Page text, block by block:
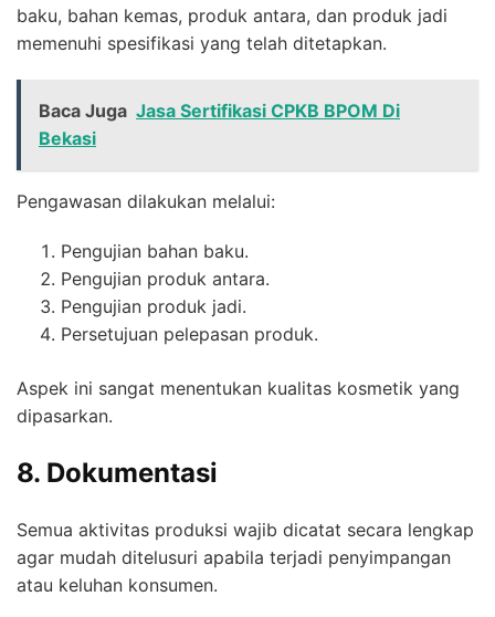
baku, bahan kemas, produk antara, dan produk jadi
memenuhi spesifikasi yang telah ditetapkan.
Baca Juga Jasa Sertifikasi CPKB BPOM Di
Bekasi
Pengawasan dilakukan melalui:
Pengujian bahan baku.
Pengujian produk antara.
Pengujian produk jadi.
Persetujuan pelepasan produk.
Aspek ini sangat menentukan kualitas kosmetik yang
dipasarkan.
8. Dokumentasi
Semua aktivitas produksi wajib dicatat secara lengkap
agar mudah ditelusuri apabila terjadi penyimpangan
atau keluhan konsumen.